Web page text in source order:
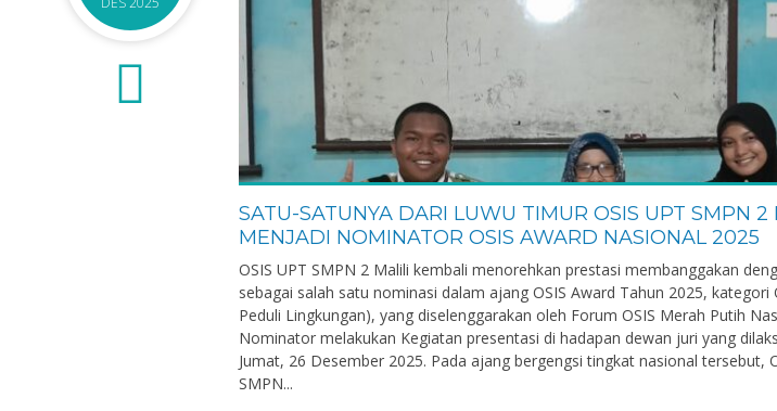
SATU-SATUNYA DARI LUWU TIMUR OSIS UPT SMPN 2
MENJADI NOMINATOR OSIS AWARD NASIONAL 2025
OSIS UPT SMPN 2 Malili kembali menorehkan prestasi membanggakan
sebagai salah satu nominasi dalam ajang OSIS Award Tahun 2025, kategori
Peduli Lingkungan), yang diselenggarakan oleh Forum OSIS Merah Putih
Nominator melakukan Kegiatan presentasi di hadapan dewan juri yang
Jumat, 26 Desember 2025. Pada ajang bergengsi tingkat nasional tersebut,
SMPN...
Dra. Yartati Dahlan
NIK
732404500650001
NIP
196505102006042004
STAT
ASN